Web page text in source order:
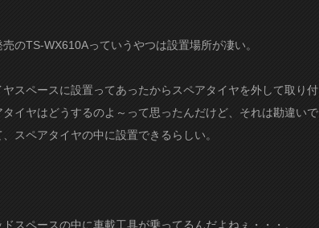
のTS-WX610Aっていうやつは設置場所が凄い。
スペースに設置ってあったからスペアタイヤを外して取り付
イヤはどうするのよ～って思ったんだけど、それは勘違いで
スペアタイヤの中に設置できるらしい。
スペースの中に車載工具が乗ってるんだよねぇ・・・。